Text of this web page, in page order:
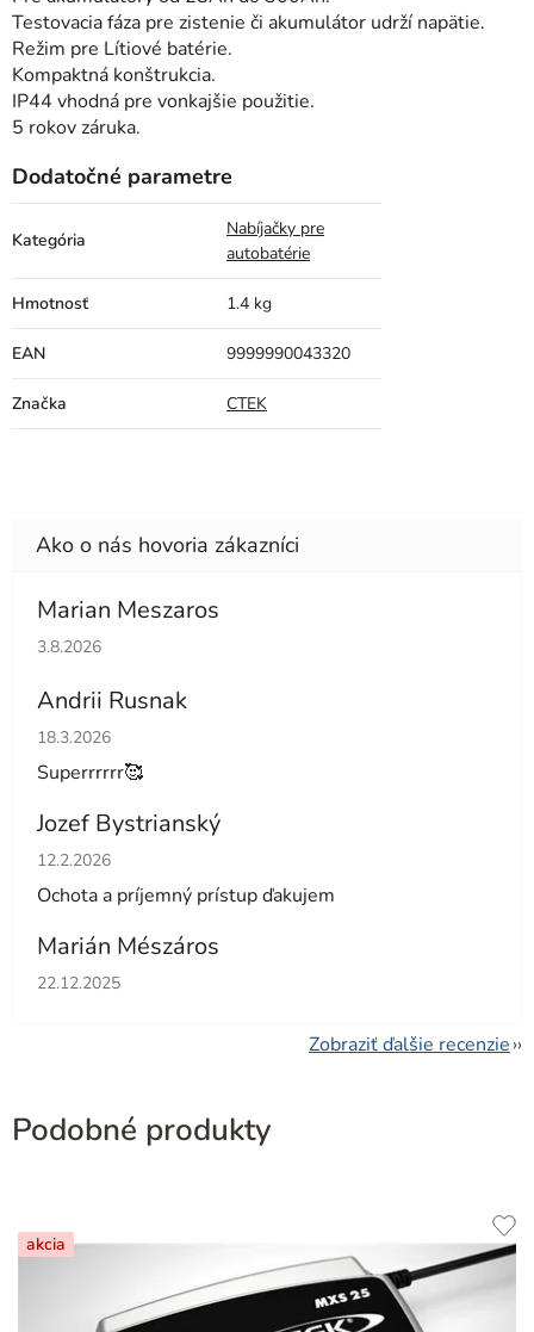
Testovacia fáza pre zistenie či akumulátor udrží napätie.
Režim pre Lítiové batérie.
Kompaktná konštrukcia.
IP44 vhodná pre vonkajšie použitie.
5 rokov záruka.
Dodatočné parametre
Kategória
Nabíjačky pre
autobatérie
Hmotnosť 1.4 kg
EAN 9999990043320
Značka CTEK
Marian Meszaros
Hodnotenie obchodu je 5 z 5 hviezdičiek.
3.8.2026
Andrii Rusnak
Hodnotenie obchodu je 5 z 5 hviezdičiek.
18.3.2026
Superrrrrr🥰
Jozef Bystrianský
Hodnotenie obchodu je 5 z 5 hviezdičiek.
12.2.2026
Ochota a príjemný prístup ďakujem
Marián Mészáros
Hodnotenie obchodu je 5 z 5 hviezdičiek.
22.12.2025
Zobraziť ďalšie recenzie
Podobné produkty
akcia